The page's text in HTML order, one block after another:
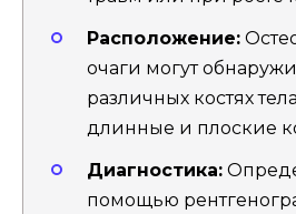
Расположение:
очаги могут
различных костях
длинные и плоские
Диагностика:
помощью